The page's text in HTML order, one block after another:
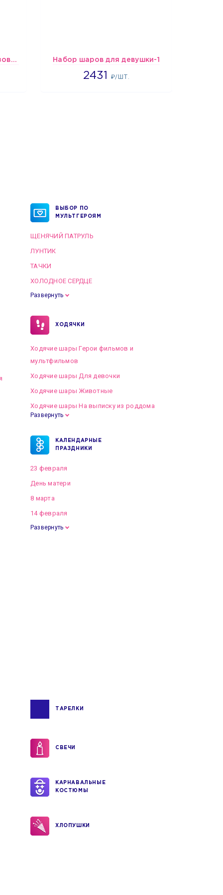
Шарики Сердца бело-розово-красные Набор шаров для девушки-1
2431 ₽/ШТ.
2431
ВЫБОР ПО
МУЛЬТГЕРОЯМ
ЩЕНЯЧИЙ ПАТРУЛЬ
ЛУНТИК
ТАЧКИ
ХОЛОДНОЕ СЕРДЦЕ
Развернуть
ХОДЯЧКИ
Ходячие шары Герои фильмов и
мультфильмов
Ходячие шары Для девочки
Ходячие шары Животные
Ходячие шары На выписку из роддома
Развернуть
КАЛЕНДАРНЫЕ
ПРАЗДНИКИ
23 февраля
День матери
8 марта
14 февраля
Развернуть
ТАРЕЛКИ
СВЕЧИ
КАРНАВАЛЬНЫЕ
КОСТЮМЫ
ХЛОПУШКИ